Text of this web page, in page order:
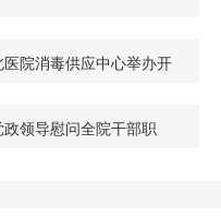
医院消毒供应中心举办开
政领导慰问全院干部职